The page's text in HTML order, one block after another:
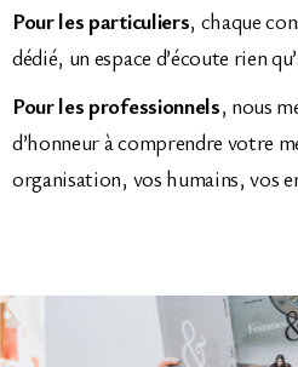
Pour les particuliers, chaque
dédié, un espace d’écoute rien
Pour les professionnels, nous
d’honneur à comprendre votre
organisation, vos humains, vos